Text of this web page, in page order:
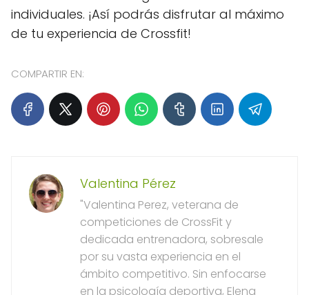
individuales. ¡Así podrás disfrutar al máximo
de tu experiencia de Crossfit!
COMPARTIR EN:
Valentina Pérez
"Valentina Perez, veterana de
competiciones de CrossFit y
dedicada entrenadora, sobresale
por su vasta experiencia en el
ámbito competitivo. Sin enfocarse
en la psicología deportiva, Elena